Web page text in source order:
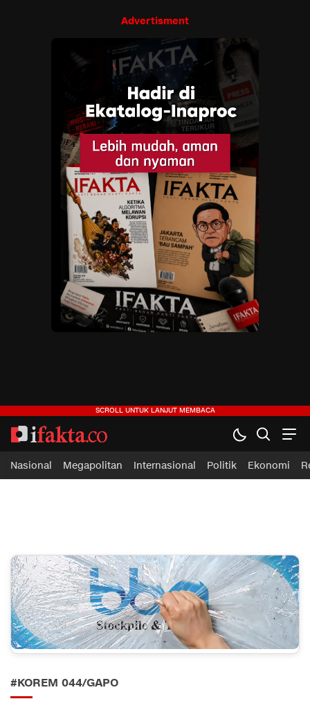
Advertisment
ifakta.co
#pastibenar
Nasional Megapolitan Internasional Politik Ekonomi
#KOREM 044/GAPO